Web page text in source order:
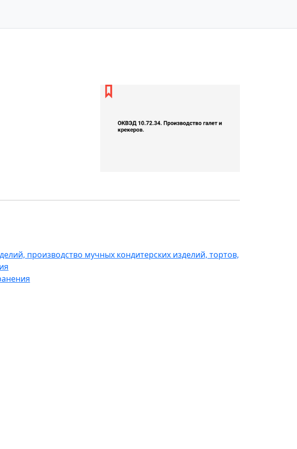
производство мучных кондитерских изделий, тортов,